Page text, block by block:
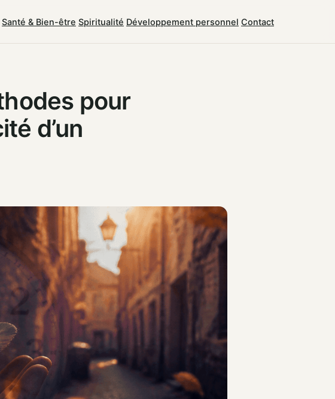
Santé & Bien-être Spiritualité Développement personnel Contact
pour
d’un